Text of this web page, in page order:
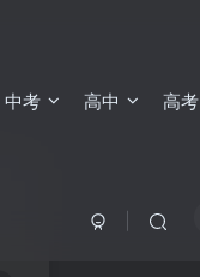
中考 高中 高考